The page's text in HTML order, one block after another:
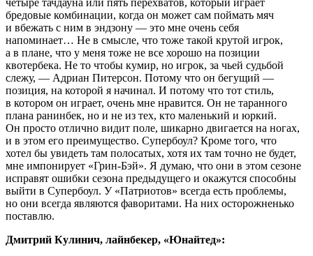
бредовые комбинации, когда он может сам поймать мяч
и вбежать с ним в эндзону — это мне очень себя
напоминает… Не в смысле, что тоже такой крутой игрок,
а в плане, что у меня тоже не все хорошо на позиции
квотербека. Не то чтобы кумир, но игрок, за чьей судьбой
слежу, — Адриан Питерсон. Потому что он бегущий —
позиция, на которой я начинал. И потому что тот стиль,
в котором он играет, очень мне нравится. Он не таранного
плана ранинбек, но и не из тех, кто маленький и юркий.
Он просто отлично видит поле, шикарно двигается на ногах,
и в этом его преимущество. Супербоул? Кроме того, что
хотел бы увидеть там полосатых, хотя их там точно не будет,
мне импонирует «Грин-Бэй». Я думаю, что они в этом сезоне
исправят ошибки сезона предыдущего и окажутся способны
выйти в Супербоул. У «Патриотов» всегда есть проблемы,
но они всегда являются фаворитами. На них осторожненько
поставлю.
Дмитрий Кулинич, лайнбекер, «Юнайтед»: